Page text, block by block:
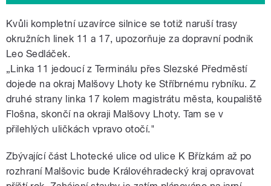
Kvůli kompletní uzavírce silnice se totiž naruší trasy
okružních linek 11 a 17, upozorňuje za dopravní podnik
Leo Sedláček.
„Linka 11 jedoucí z Terminálu přes Slezské Předměstí
dojede na okraj Malšovy Lhoty ke Stříbrnému rybníku. Z
druhé strany linka 17 kolem magistrátu města, koupaliště
Flošna, skončí na okraji Malšovy Lhoty. Tam se v
přilehlých uličkách vpravo otočí."
Zbývající část Lhotecké ulice od ulice K Břízkám až po
rozhraní Malšovic bude Královéhradecký kraj opravovat